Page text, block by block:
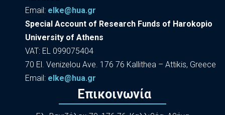
Εmail: elke@hua.gr
Special Account of Research Funds of Harokopio
University of Athens
VAT: EL 099075404
70 El. Venizelou Ave. 176 76 Kallithea – Attikis, Greece
Εmail: elke@hua.gr
Επικοινωνία